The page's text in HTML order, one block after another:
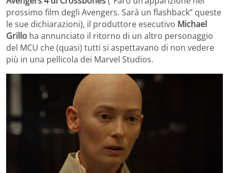
prossimo film degli Avengers. Sarà un flashback” queste
le sue dichiarazioni), il produttore esecutivo Michael
Grillo ha annunciato il ritorno di un altro personaggio
del MCU che (quasi) tutti si aspettavano di non vedere
più in una pellicola dei Marvel Studios.